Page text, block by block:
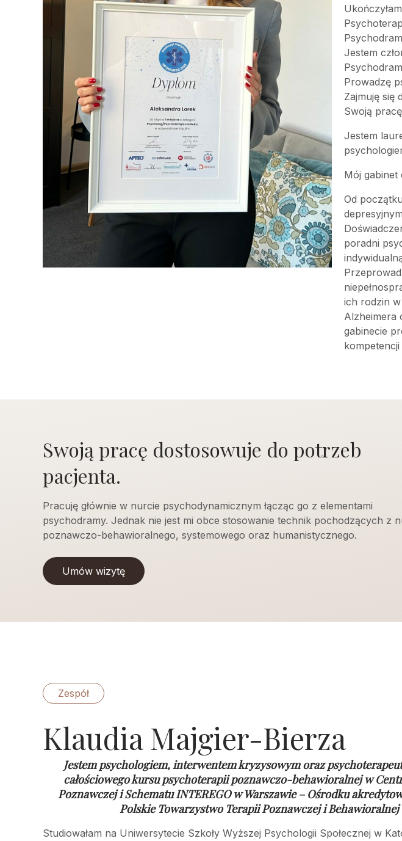
Jestem
Prowadzę
Zajmuję się
Swoją
Jestem
Mój gabinet
Od
poradni
ich rodzin
Alzheimera
gabinecie
Swoją pracę dostosowuje do potrzeb
pacjenta.
Pracuję głównie w nurcie psychodynamicznym łącząc go z elementami
psychodramy. Jednak nie jest mi obce stosowanie technik pochodzących z
poznawczo-behawioralnego, systemowego oraz humanistycznego.
Umów wizytę
Zespół
Klaudia Majgier-Bierza
Jestem psychologiem, interwentem kryzysowym oraz
całościowego kursu psychoterapii poznawczo-behawioralnej w
Poznawczej i Schematu INTEREGO w Warszawie – Ośrodku
Polskie Towarzystwo Terapii Poznawczej i Behawioralnej
Studiowałam na Uniwersytecie Szkoły Wyższej Psychologii Społecznej w